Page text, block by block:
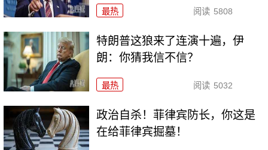
最热 阅读 5808
特朗普这狼来了连演十遍，伊
朗：你猜我信不信？
最热 阅读 5032
政治自杀！菲律宾防长，你这是
在给菲律宾掘墓！